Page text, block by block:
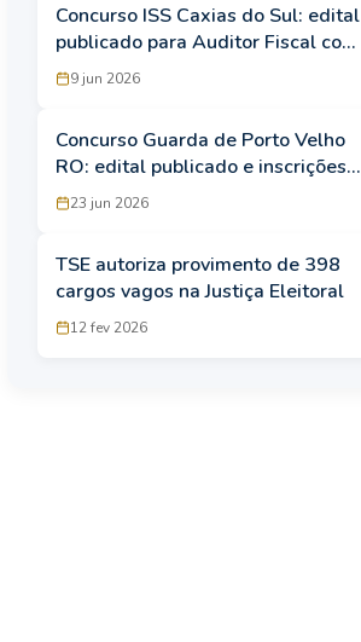
Concurso ISS Caxias do Sul: edital
publicado para Auditor Fiscal com
salário de R$ 11,6 mil
9 jun 2026
Concurso Guarda de Porto Velho
RO: edital publicado e inscrições
abertas
23 jun 2026
TSE autoriza provimento de 398
cargos vagos na Justiça Eleitoral
12 fev 2026